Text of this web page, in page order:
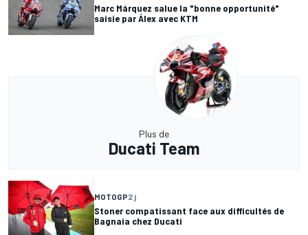
Marc Márquez salue la "bonne opportunité"
saisie par Álex avec KTM
Plus de
Ducati Team
MOTOGP2 j
Stoner compatissant face aux difficultés de
Bagnaia chez Ducati